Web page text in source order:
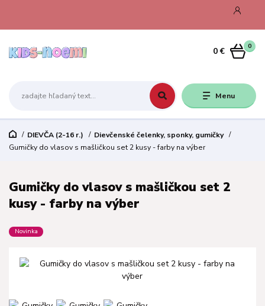
Menu
0
0 €
DIEVČA (2-16 r.)
Dievčenské čelenky, sponky, gumičky
Gumičky do vlasov s mašličkou set 2 kusy - farby na výber
Gumičky do vlasov s mašličkou set 2
kusy - farby na výber
Novinka